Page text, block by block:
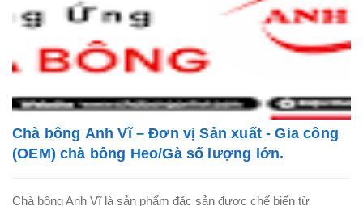
Chà bông Anh Vĩ – Đơn vị Sản xuất - Gia công
(OEM) chà bông Heo/Gà số lượng lớn.
Chà bông Anh Vĩ là sản phẩm đặc sản được chế biến từ